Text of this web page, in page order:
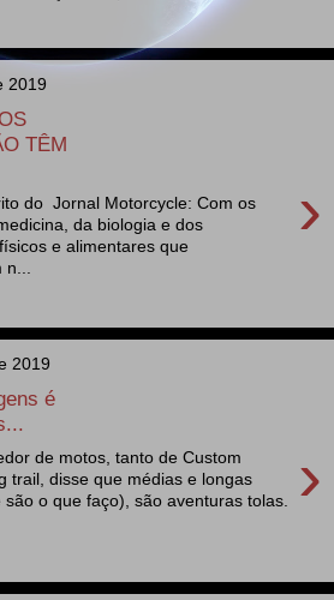
2019
TÊM
›
do Jornal Motorcycle: Com os
da biologia e dos
e alimentares que
n...
2019
é
›
de motos, tanto de Custom
trail, disse que médias e longas
são o que faço), são aventuras tolas.